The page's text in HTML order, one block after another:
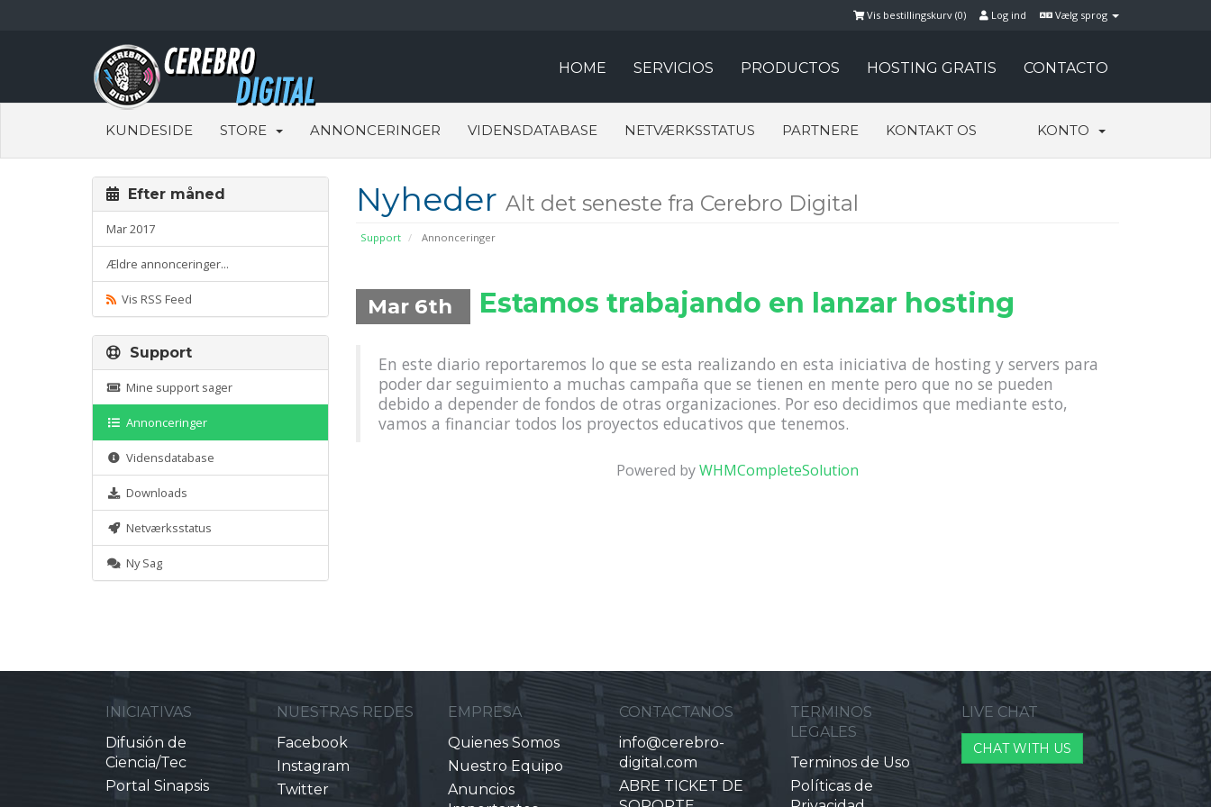
Vælg sprog
Log ind
Vis bestillingskurv (0)
HOME SERVICIOS PRODUCTOS HOSTING GRATIS CONTACTO
KUNDESIDE STORE ANNONCERINGER VIDENSDATABASE NETVÆRKSSTATUS PARTNERE KONTAKT OS KONTO
Nyheder Alt det seneste fra Cerebro Digital
Support Annonceringer
Efter måned
Mar 2017
Ældre annonceringer...
Vis RSS Feed Mar 6th Estamos trabajando en lanzar hosting
En este diario reportaremos lo que se esta realizando en esta iniciativa de hosting y servers para
poder dar seguimiento a muchas campaña que se tienen en mente pero que no se pueden
debido a depender de fondos de otras organizaciones. Por eso decidimos que mediante esto,
vamos a financiar todos los proyectos educativos que tenemos.
Powered byWHMCompleteSolution
Support
Mine support sager
Annonceringer
Vidensdatabase
Downloads
Netværksstatus
Ny Sag
INICIATIVAS
Difusión de
Ciencia/Tec
Portal Sinapsis
NUESTRAS REDES
Facebook
Instagram
Twitter
EMPRESA
Quienes Somos
Nuestro Equipo
Anuncios
CONTACTANOS
info@cerebro-
digital.com
ABRE TICKET DE
TERMINOS
LEGALES
Terminos de Uso
Políticas de
LIVE CHAT
CHAT WITH US